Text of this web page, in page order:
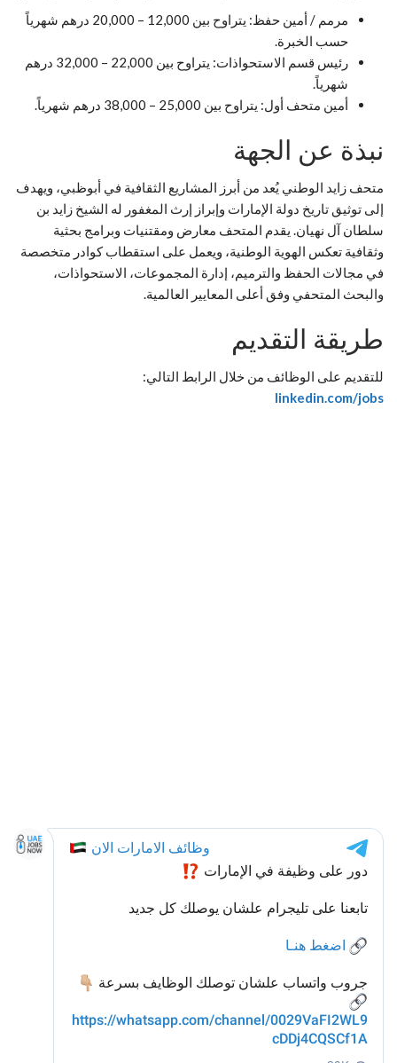
مرمم / أمين حفظ: يتراوح بين 12,000 – 20,000 درهم شهرياً
حسب الخبرة.
رئيس قسم الاستحواذات: يتراوح بين 22,000 – 32,000 درهم
شهرياً.
أمين متحف أول: يتراوح بين 25,000 – 38,000 درهم شهرياً.
نبذة عن الجهة
متحف زايد الوطني يُعد من أبرز المشاريع الثقافية في أبوظبي، ويهدف
إلى توثيق تاريخ دولة الإمارات وإبراز إرث المغفور له الشيخ زايد بن
سلطان آل نهيان. يقدم المتحف معارض ومقتنيات وبرامج بحثية
وثقافية تعكس الهوية الوطنية، ويعمل على استقطاب كوادر متخصصة
في مجالات الحفظ والترميم، إدارة المجموعات، الاستحواذات،
والبحث المتحفي وفق أعلى المعايير العالمية.
طريقة التقديم
للتقديم على الوظائف من خلال الرابط التالي:
linkedin.com/jobs